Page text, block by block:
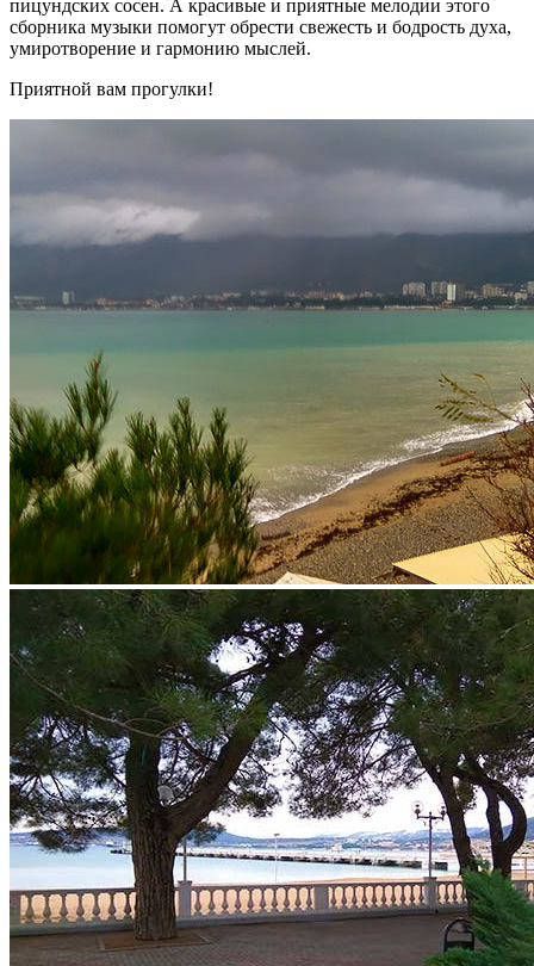
пицундских сосен. А красивые и приятные мелодии этого
сборника музыки помогут обрести свежесть и бодрость духа,
умиротворение и гармонию мыслей.
Приятной вам прогулки!